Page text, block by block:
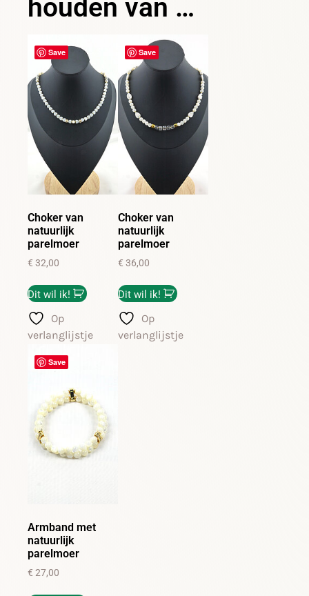
houden van …
Save
Choker van
natuurlijk
parelmoer
€ 32,00
Dit wil ik!
Op
verlanglijstje
Save
Choker van
natuurlijk
parelmoer
€ 36,00
Dit wil ik!
Op
verlanglijstje
Save
Armband met
natuurlijk
parelmoer
€ 27,00